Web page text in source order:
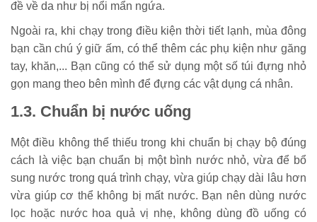
đề về da như bị nổi mẩn ngứa.
Ngoài ra, khi chạy trong điều kiện thời tiết lạnh, mùa đông
bạn cần chú ý giữ ấm, có thể thêm các phụ kiện như găng
tay, khăn,... Bạn cũng có thể sử dụng một số túi đựng nhỏ
gọn mang theo bên mình để đựng các vật dụng cá nhân.
1.3. Chuẩn bị nước uống
Một điều không thể thiếu trong khi chuẩn bị chạy bộ đúng
cách là việc bạn chuẩn bị một bình nước nhỏ, vừa để bổ
sung nước trong quá trình chạy, vừa giúp chạy dài lâu hơn
vừa giúp cơ thể không bị mất nước. Bạn nên dùng nước
lọc hoặc nước hoa quả vị nhẹ, không dùng đồ uống có